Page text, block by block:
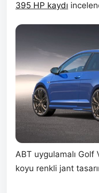
395 HP kaydı
ABT uygulamalı Golf
koyu renkli jant